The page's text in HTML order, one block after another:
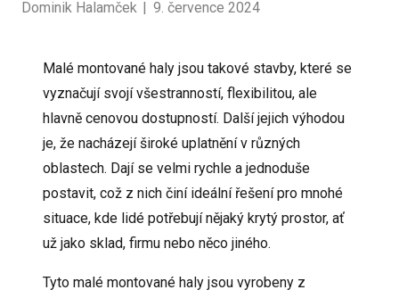
Dominik Halamček 9. července 2024
Malé montované haly jsou takové stavby, které se
vyznačují svojí všestranností, flexibilitou, ale
hlavně cenovou dostupností. Další jejich výhodou
je, že nacházejí široké uplatnění v různých
oblastech. Dají se velmi rychle a jednoduše
postavit, což z nich činí ideální řešení pro mnohé
situace, kde lidé potřebují nějaký krytý prostor, ať
už jako sklad, firmu nebo něco jiného.
Tyto malé montované haly jsou vyrobeny z